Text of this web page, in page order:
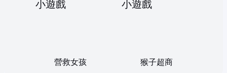
營救女孩 猴子超商